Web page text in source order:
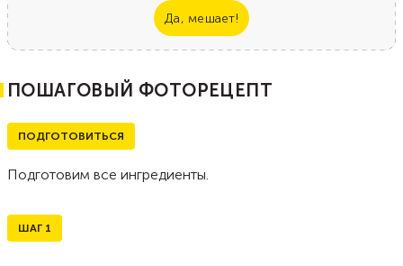
Да, мешает!
ПОШАГОВЫЙ ФОТОРЕЦЕПТ
ПОДГОТОВИТЬСЯ
Подготовим все ингредиенты.
ШАГ 1